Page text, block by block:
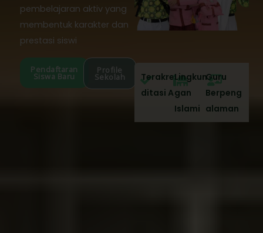
pembelajaran aktiv yang
membentuk karakter dan
prestasi siswi
Pendaftaran
Siswa Baru
Profile
Sekolah
Terakre
ditasi A
Lingkun
gan
Islami
Guru
Berpeng
alaman